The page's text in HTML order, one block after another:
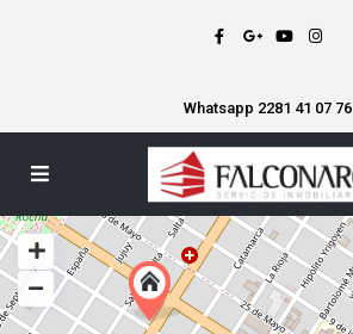
Whatsapp 2281 41 07 76